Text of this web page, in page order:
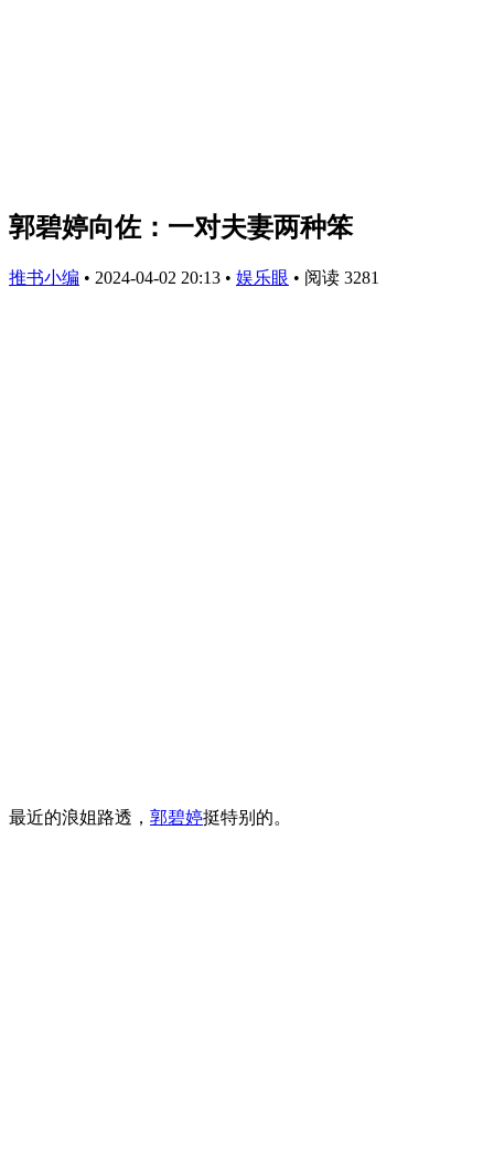
郭碧婷向佐：一对夫妻两种笨
推书小编 • 2024-04-02 20:13 • 娱乐眼 • 阅读 3281
最近的浪姐路透， 郭碧婷挺特别的。